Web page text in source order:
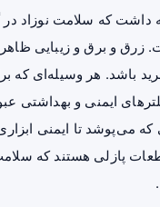
داشت که سلامت نوزاد
زرق و برق و زیبایی
باشد. هر وسیله‌ای که
ایمنی و بهداشتی
می‌پوشد تا ایمنی ابزاری
پازلی هستند که